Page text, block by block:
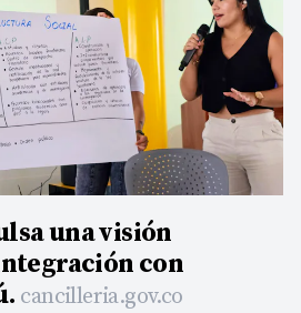
una visión
con
cancilleria.gov.co